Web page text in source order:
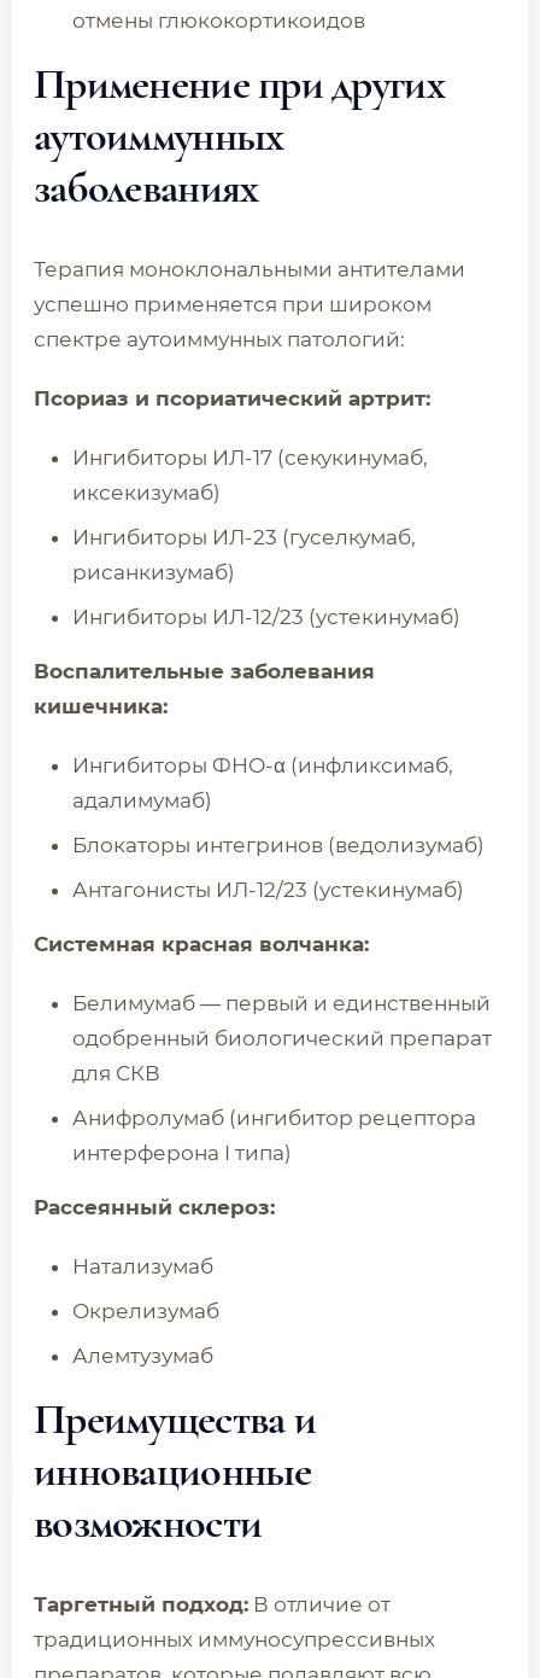
отмены глюкокортикоидов
Применение при других
аутоиммунных
заболеваниях
Терапия моноклональными антителами
успешно применяется при широком
спектре аутоиммунных патологий:
Псориаз и псориатический артрит:
Ингибиторы ИЛ-17 (секукинумаб,
иксекизумаб)
Ингибиторы ИЛ-23 (гуселкумаб,
рисанкизумаб)
Ингибиторы ИЛ-12/23 (устекинумаб)
Воспалительные заболевания
кишечника:
Ингибиторы ФНО-α (инфликсимаб,
адалимумаб)
Блокаторы интегринов (ведолизумаб)
Антагонисты ИЛ-12/23 (устекинумаб)
Системная красная волчанка:
Белимумаб — первый и единственный
одобренный биологический препарат
для СКВ
Анифролумаб (ингибитор рецептора
интерферона I типа)
Рассеянный склероз:
Натализумаб
Окрелизумаб
Алемтузумаб
Преимущества и
инновационные
возможности
Таргетный подход: В отличие от
традиционных иммуносупрессивных